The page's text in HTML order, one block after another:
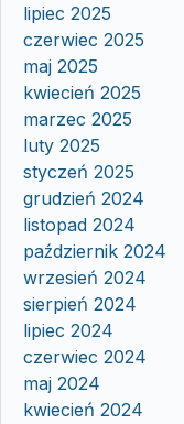
lipiec 2025
czerwiec 2025
maj 2025
kwiecień 2025
marzec 2025
luty 2025
styczeń 2025
grudzień 2024
listopad 2024
październik 2024
wrzesień 2024
sierpień 2024
lipiec 2024
czerwiec 2024
maj 2024
kwiecień 2024